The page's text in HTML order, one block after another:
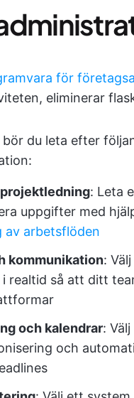
för
eliminerar
du leta efter
: Leta
uppgifter med
av arbetsflöden
kommunikation:
realtid så att ditt
och kalendrar:
och